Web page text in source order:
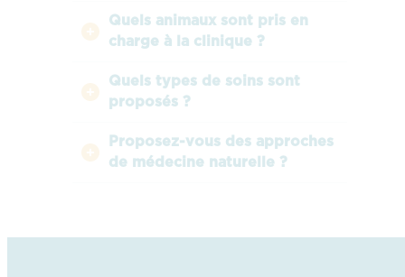
Quels animaux sont pris en
charge à la clinique ?
Quels types de soins sont
proposés ?
Proposez-vous des approches
de médecine naturelle ?